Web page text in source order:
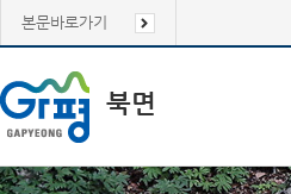
본문바로가기
북면